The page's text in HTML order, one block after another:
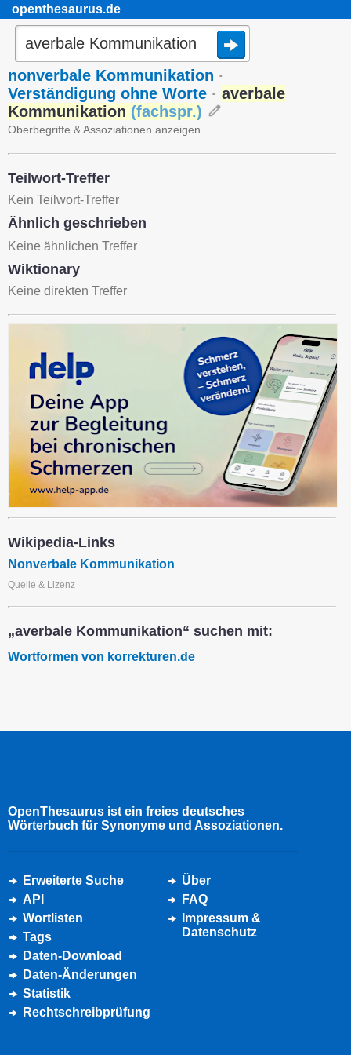
openthesaurus.de
nonverbale Kommunikation ·
Verständigung ohne Worte · averbale
Kommunikation (fachspr.)
Oberbegriffe & Assoziationen anzeigen
Teilwort-Treffer
Kein Teilwort-Treffer
Ähnlich geschrieben
Keine ähnlichen Treffer
Wiktionary
Keine direkten Treffer
Wikipedia-Links
Nonverbale Kommunikation
Quelle & Lizenz
„averbale Kommunikation“ suchen mit:
Wortformen von korrekturen.de
OpenThesaurus ist ein freies deutsches
Wörterbuch für Synonyme und Assoziationen.
Erweiterte Suche
API
Wortlisten
Tags
Daten-Download
Daten-Änderungen
Statistik
Rechtschreibprüfung
Über
FAQ
Impressum &
Datenschutz